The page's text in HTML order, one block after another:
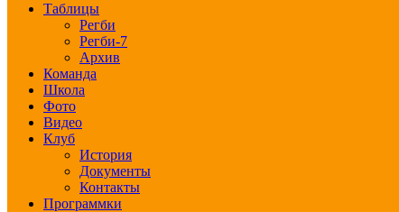
Таблицы
Регби
Регби-7
Архив
Команда
Школа
Фото
Видео
Клуб
История
Документы
Контакты
Программки